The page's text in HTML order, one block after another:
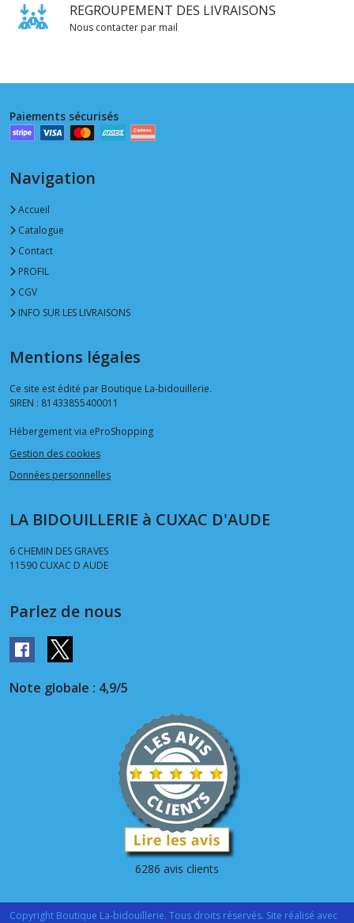
REGROUPEMENT DES LIVRAISONS
Nous contacter par mail
Paiements sécurisés
Navigation
Accueil
Catalogue
Contact
PROFIL
CGV
INFO SUR LES LIVRAISONS
Mentions légales
Ce site est édité par Boutique La-bidouillerie.
SIREN : 81433855400011
Hébergement via eProShopping
Gestion des cookies
Données personnelles
LA BIDOUILLERIE à CUXAC D'AUDE
6 CHEMIN DES GRAVES
11590 CUXAC D AUDE
Parlez de nous
Note globale : 4,9/5
6286 avis clients
Copyright Boutique La-bidouillerie. Tous droits réservés. Site réalisé avec